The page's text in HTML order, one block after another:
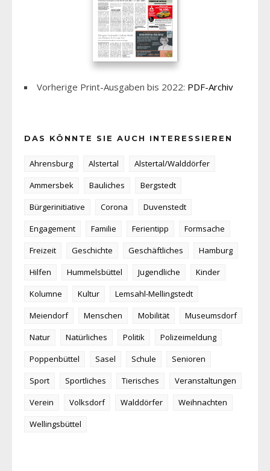
Vorherige Print-Ausgaben bis 2022: PDF-Archiv
DAS KÖNNTE SIE AUCH INTERESSIEREN
Ahrensburg Alstertal
Alstertal/Walddörfer
Ammersbek
Bauliches
Bergstedt
Bürgerinitiative
Corona
Duvenstedt
Engagement
Familie Ferientipp
Formsache
Freizeit
Geschichte Geschäftliches
Hamburg
Hilfen
Hummelsbüttel Jugendliche
Kinder
Kolumne
Kultur
Lemsahl-Mellingstedt
Meiendorf
Menschen Mobilität
Museumsdorf
Natur
Natürliches Politik
Polizeimeldung
Poppenbüttel
Sasel Schule
Senioren
Sport
Sportliches Tierisches
Veranstaltungen
Verein
Volksdorf Walddörfer
Weihnachten
Wellingsbüttel